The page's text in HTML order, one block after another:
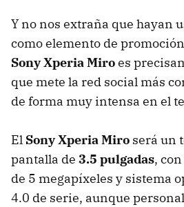
Y no nos extraña que hayan
como elemento de
Sony Xperia Miroes
que mete la red social más
de forma muy intensa en el
El Sony Xperia Miro será un
pantalla de 3.5 pulgadas,
de 5 megapíxeles y sistema
4.0 de serie, aunque